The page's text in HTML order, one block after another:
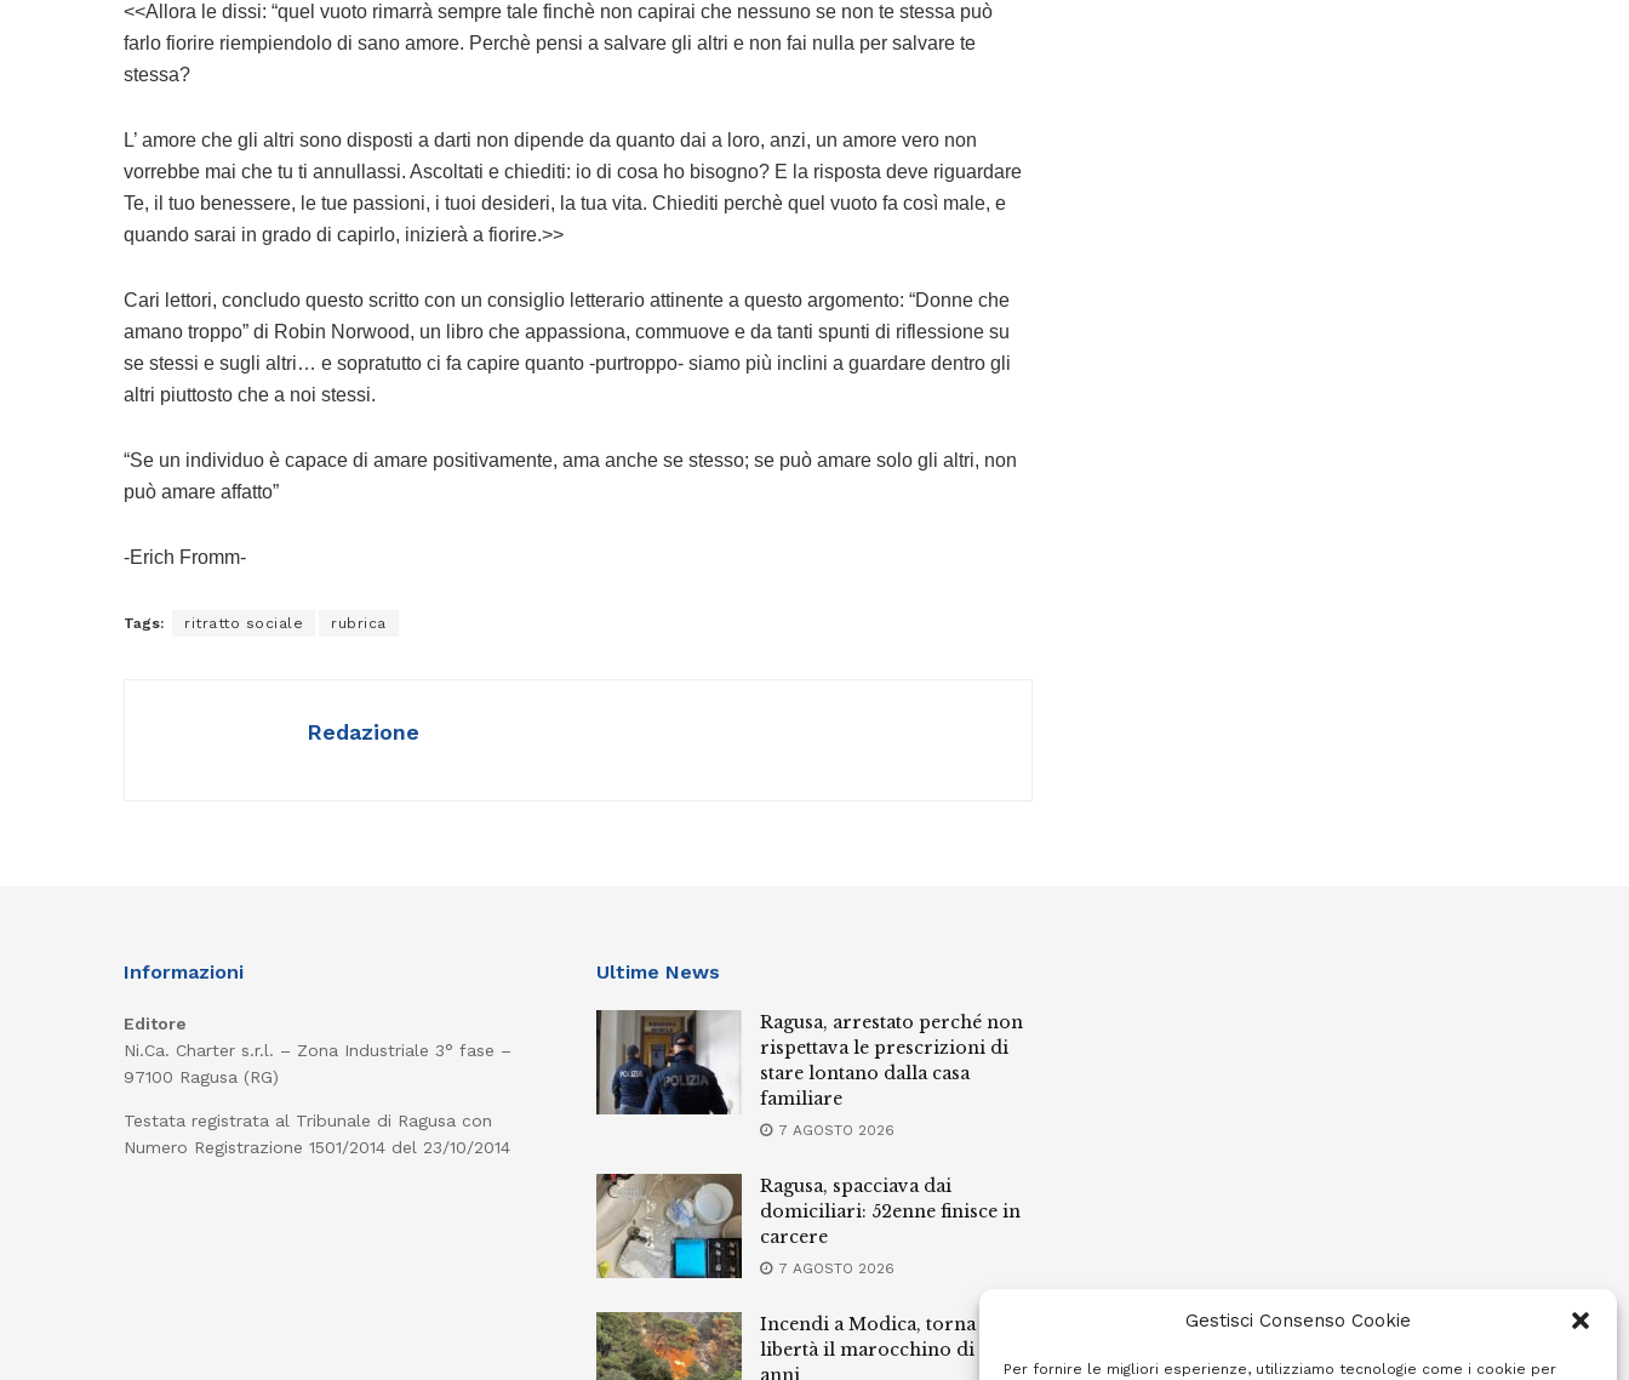
Gestisci Consenso Cookie
Per fornire le migliori esperienze, utilizziamo tecnologie come i cookie per
<<Allora le dissi: “quel vuoto rimarrà sempre tale finchè non capirai che nessuno se non te stessa può
farlo fiorire riempiendolo di sano amore. Perchè pensi a salvare gli altri e non fai nulla per salvare te
stessa?
L’ amore che gli altri sono disposti a darti non dipende da quanto dai a loro, anzi, un amore vero non
vorrebbe mai che tu ti annullassi. Ascoltati e chiediti: io di cosa ho bisogno? E la risposta deve riguardare
Te, il tuo benessere, le tue passioni, i tuoi desideri, la tua vita. Chiediti perchè quel vuoto fa così male, e
quando sarai in grado di capirlo, inizierà a fiorire.>>
Cari lettori, concludo questo scritto con un consiglio letterario attinente a questo argomento: “Donne che
amano troppo” di Robin Norwood, un libro che appassiona, commuove e da tanti spunti di riflessione su
se stessi e sugli altri… e sopratutto ci fa capire quanto -purtroppo- siamo più inclini a guardare dentro gli
altri piuttosto che a noi stessi.
“Se un individuo è capace di amare positivamente, ama anche se stesso; se può amare solo gli altri, non
può amare affatto”
-Erich Fromm-
Tags: ritratto sociale rubrica
Redazione
Informazioni
Editore
Ni.Ca. Charter s.r.l. – Zona Industriale 3° fase –
97100 Ragusa (RG)
Testata registrata al Tribunale di Ragusa con
Numero Registrazione 1501/2014 del 23/10/2014
Ultime News
Ragusa, arrestato perché non
rispettava le prescrizioni di
stare lontano dalla casa
familiare
7 AGOSTO 2026
Ragusa, spacciava dai
domiciliari: 52enne finisce in
carcere
7 AGOSTO 2026
Incendi a Modica, torna in
libertà il marocchino di 23
anni